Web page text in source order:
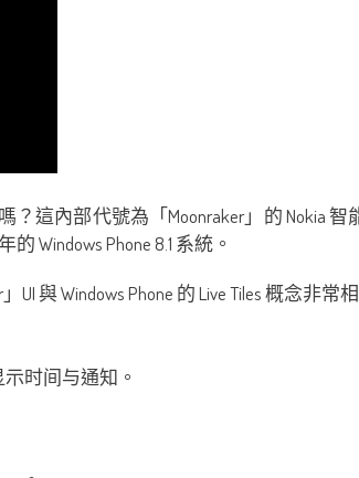
這內部代號為「Moonraker」的 Nokia
Windows Phone 8.1 系統。
與 Windows Phone 的 Live Tiles 概念非常
示时间与通知。